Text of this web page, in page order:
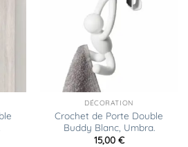
DÉCORATION
Crochet de Porte Double
Buddy Blanc, Umbra.
15,00 €